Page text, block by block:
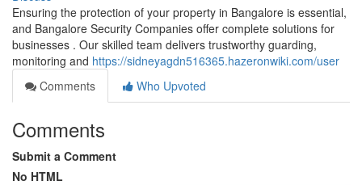
Ensuring the protection of your property in Bangalore is essential,
and Bangalore Security Companies offer complete solutions for
businesses . Our skilled team delivers trustworthy guarding,
monitoring and https://sidneyagdn516365.hazeronwiki.com/user
Comments
Who Upvoted
Comments
Submit a Comment
No HTML